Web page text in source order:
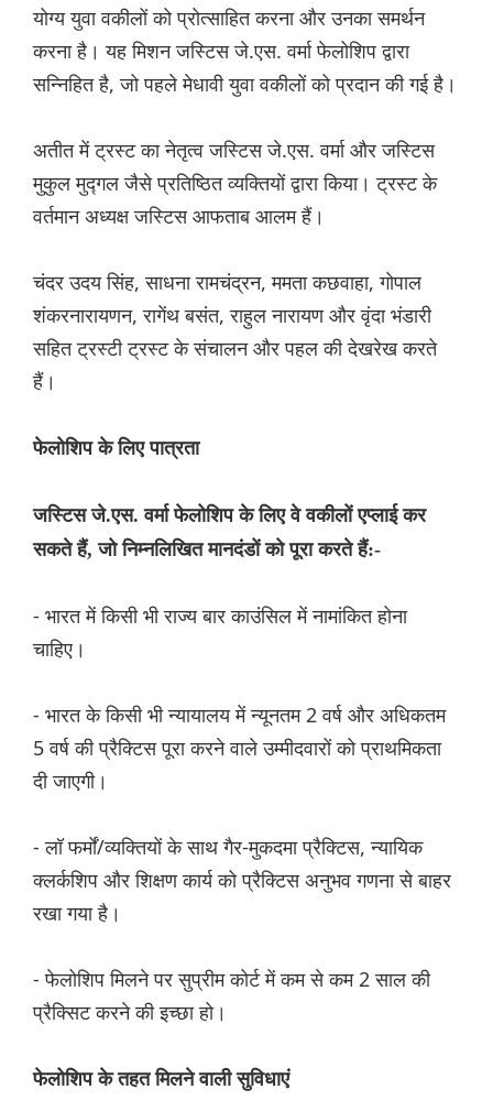
योग्य युवा वकीलों को प्रोत्साहित करना और उनका समर्थन
करना है। यह मिशन जस्टिस जे.एस. वर्मा फेलोशिप द्वारा
सन्निहित है, जो पहले मेधावी युवा वकीलों को प्रदान की गई है।
अतीत में ट्रस्ट का नेतृत्व जस्टिस जे.एस. वर्मा और जस्टिस
मुकुल मुद्गल जैसे प्रतिष्ठित व्यक्तियों द्वारा किया। ट्रस्ट के
वर्तमान अध्यक्ष जस्टिस आफताब आलम हैं।
चंदर उदय सिंह, साधना रामचंद्रन, ममता कछवाहा, गोपाल
शंकरनारायणन, रागेंथ बसंत, राहुल नारायण और वृंदा भंडारी
सहित ट्रस्टी ट्रस्ट के संचालन और पहल की देखरेख करते
हैं।
फेलोशिप के लिए पात्रता
जस्टिस जे.एस. वर्मा फेलोशिप के लिए वे वकीलों एप्लाई कर
सकते हैं, जो निम्नलिखित मानदंडों को पूरा करते हैं:-
- भारत में किसी भी राज्य बार काउंसिल में नामांकित होना
चाहिए।
- भारत के किसी भी न्यायालय में न्यूनतम 2 वर्ष और अधिकतम
5 वर्ष की प्रैक्टिस पूरा करने वाले उम्मीदवारों को प्राथमिकता
दी जाएगी।
- लॉ फर्मों/व्यक्तियों के साथ गैर-मुकदमा प्रैक्टिस, न्यायिक
क्लर्कशिप और शिक्षण कार्य को प्रैक्टिस अनुभव गणना से बाहर
रखा गया है।
- फेलोशिप मिलने पर सुप्रीम कोर्ट में कम से कम 2 साल की
प्रैक्सिट करने की इच्छा हो।
फेलोशिप के तहत मिलने वाली सुविधाएं